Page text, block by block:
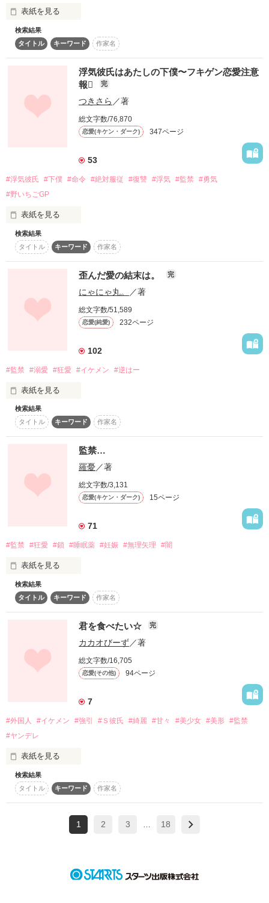
×
ドロドロに愛すハイスペ男子
京極 律(ｷｮｳｺﾞｸﾘﾂ)
「君が嫌いでも、僕は愛しているよ」
ヤンデレに愛された女の末路とは...？
番外編:2021/08/17 〜 2021/08/20
夏恋様
-真白-様
作品を読む
＊＊＊＊＊＊＊＊＊＊＊＊＊
※誤字脱字が多いです。見つけたら直すようにしていますが、
もし読んでいて見つけたら教えていただくと嬉しいです。
※読む方にとっては不快に思われる表現が含まれているかもし
れませんが、作品傾向の都合上なので予めご了承下さい。
表紙を見る
欲しいものは何でも
奪っちゃう主義なんだ」
何処で覚えたの？
天使の仮面に隠した、
悪魔の本性。
手錠と鎖。
もう逃げられない――。
最高1位獲得！
有難うございます(`;ω;´*)
作品を読む
検索結果
タイトル
キーワード 作家名
浮気彼氏はあたしの下僕〜フキゲン恋愛注意
報
完
つきさら ／著
総文字数/76,870
恋愛(キケン・ダーク) 347ページ
53
#浮気彼氏 #下僕 #命令 #絶対服従 #復讐 #浮気 #監禁
#勇気
#野いちごGP
表紙を見る
浮気をされた彼女
三橋　綾香(みはし　あやか)
「別れる！　絶対別れる！」
浮気をした彼氏
山久　虎太(やまひさ　こた)
浮気したら別れることが付き合い当初の約束事だった。それを
破ったんだから……
何でも言うこと聞くなら下僕のように扱って、最後にはキレイ
2011/06/15
スタート
2012/03/26
Can＊P掲載
2012/11/25
文庫化
(番外編２本収録)
検索結果
タイトル
キーワード 作家名
歪んだ愛の結末は。 完
にゃにゃ丸。 ／著
総文字数/51,589
恋愛(純愛) 232ページ
102
#監禁 #溺愛 #狂愛 #イケメン #逆はー
表紙を見る
川瀬莉菜
×
和泉春
×
水木陸斗
myu-a様、レビューありがとうございます!
作品を読む
検索結果
タイトル
キーワード 作家名
監禁…
羅憂／著
総文字数/3,131
恋愛(キケン・ダーク) 15ページ
71
#監禁 #狂愛 #鎖 #睡眠薬 #妊娠 #無理矢理 #闇
表紙を見る
僕の彼女はすげー美人。
他の奴らの見えない所に隠しておきたい、、、
      北条   亜美
誤字があるかも知れません。
多少、過激、暴力、などが含まれております。
文句は受付ません。
検索結果
タイトル
キーワード 作家名
君を食べたい☆ 完
カカオびーず／著
総文字数/16,705
恋愛(その他) 94ページ
7
#外国人 #イケメン #強引 #Ｓ彼氏 #綺麗 #甘々 #美少女 #美形 #監禁
#ヤンデレ
表紙を見る
友達の用意した合コン
検索結果
タイトル
キーワード 作家名
1 2 3 … 18